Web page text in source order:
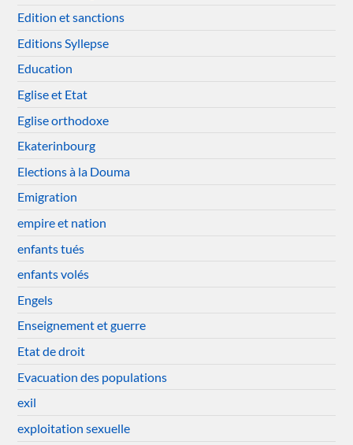
Edition et sanctions
Editions Syllepse
Education
Eglise et Etat
Eglise orthodoxe
Ekaterinbourg
Elections à la Douma
Emigration
empire et nation
enfants tués
enfants volés
Engels
Enseignement et guerre
Etat de droit
Evacuation des populations
exil
exploitation sexuelle